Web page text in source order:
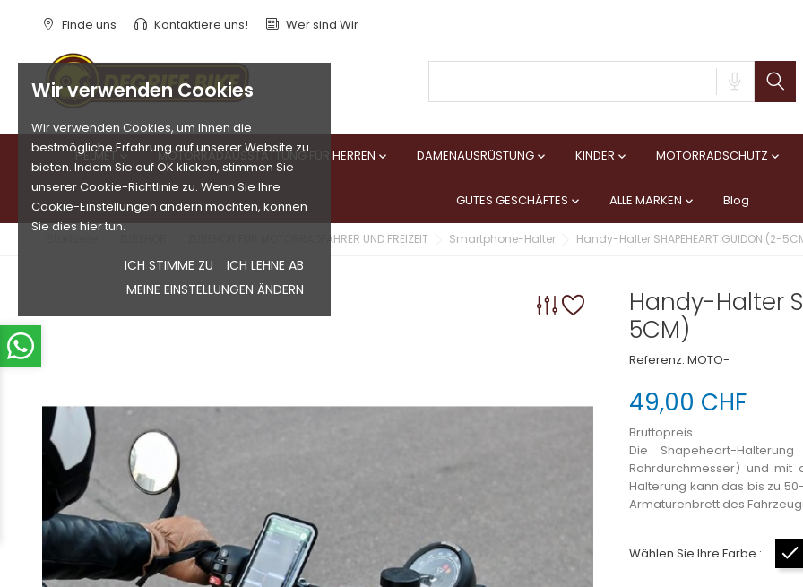
Wir verwenden Cookies
Wir verwenden Cookies, um Ihnen die
bestmögliche Erfahrung auf unserer Website zu
bieten. Indem Sie auf OK klicken, stimmen Sie
unserer Cookie-Richtlinie zu. Wenn Sie Ihre
Cookie-Einstellungen ändern möchten, können
Sie dies hier tun.
ICH STIMME ZU
ICH LEHNE AB
MEINE EINSTELLUNGEN ÄNDERN
Finde uns Kontaktiere uns! Wer sind Wir
HELMET MOTORRADAUSSTATTUNG FÜR HERREN  DAMENAUSRÜSTUNG KINDER  MOTORRADSCHUTZ 
GUTES GESCHÄFTES  ALLE MARKEN  Blog
ZUBEHÖR FÜR MOTORRADFAHRER UND FREIZEIT Smartphone-Halter Handy-Halter SHAPEHEART GUIDON (2-
Handy-Halter
5CM)
Referenz: MOTO-
49,00 CHF
Bruttopreis
Die Shapeheart-
Rohrdurchmesser) und mit
Halterung kann das bis zu
Armaturenbrett des
Wählen Sie Ihre Farbe :